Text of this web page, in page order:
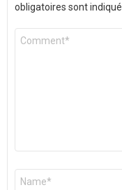
obligatoires sont
Commentaire
Nom